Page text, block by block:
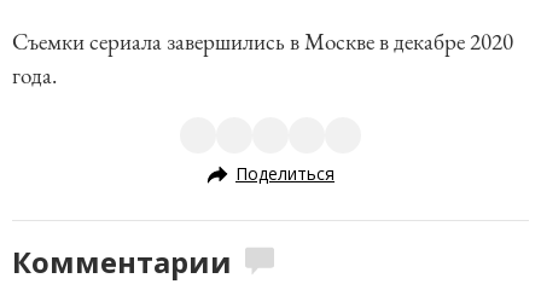
Съемки сериала завершились в Москве в декабре 2020
года.
Поделиться
Комментарии